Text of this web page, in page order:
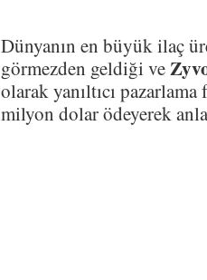
Dünyanın en büyük ilaç
görmezden geldiği ve
olarak yanıltıcı
milyon dolar ödeyerek